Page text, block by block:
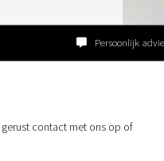
Persoonlijk
contact met ons op of